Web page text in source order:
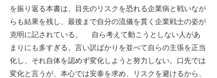
を振り返る本書は、目先のリスクを恐れる企業病と戦いなが
らも結果を残し、最後まで自分の流儀を貫く企業戦士の姿が
克明に記されている。 自ら考えて動こうとしない人があ
まりにも多すぎる。言い訳ばかりを並べて自らの主張を正当
化し、それ自体を認めず変化しようと努力しない。口先では
変化と言うが、本心では安泰を求め、リスクを避けるから、